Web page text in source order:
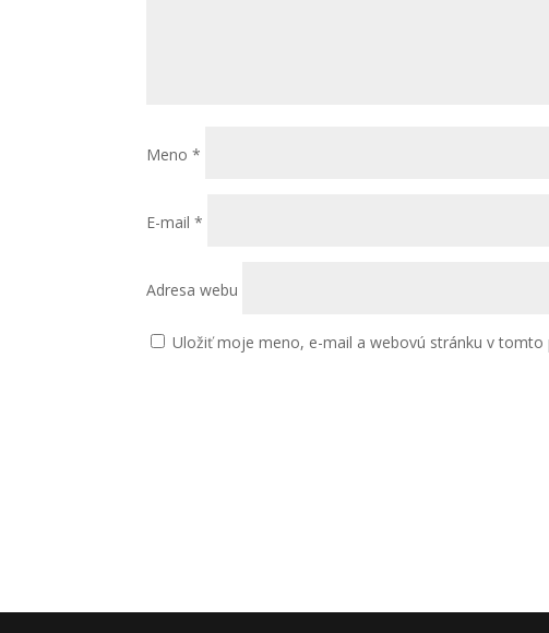
Meno*
E-mail*
Adresa webu
Uložiť moje meno, e-mail a webovú stránku v